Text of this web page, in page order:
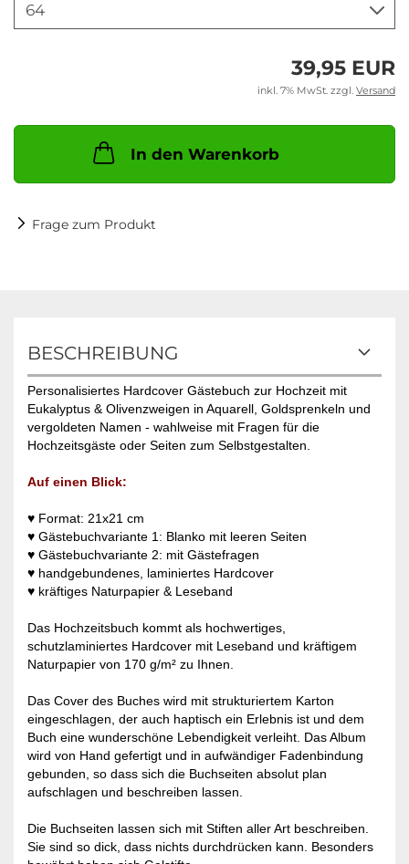
39,95 EUR
inkl. 7% MwSt. zzgl. Versand
In den Warenkorb
Frage zum Produkt
BESCHREIBUNG
Personalisiertes Hardcover Gästebuch zur Hochzeit mit
Eukalyptus & Olivenzweigen in Aquarell, Goldsprenkeln und
vergoldeten Namen - wahlweise mit Fragen für die
Hochzeitsgäste oder Seiten zum Selbstgestalten.
Auf einen Blick:
♥ Format: 21x21 cm
♥ Gästebuchvariante 1: Blanko mit leeren Seiten
♥ Gästebuchvariante 2: mit Gästefragen
♥ handgebundenes, laminiertes Hardcover
♥ kräftiges Naturpapier & Leseband
Das Hochzeitsbuch kommt als hochwertiges,
schutzlaminiertes Hardcover mit Leseband und kräftigem
Naturpapier von 170 g/m² zu Ihnen.
Das Cover des Buches wird mit strukturiertem Karton
eingeschlagen, der auch haptisch ein Erlebnis ist und dem
Buch eine wunderschöne Lebendigkeit verleiht. Das Album
wird von Hand gefertigt und in aufwändiger Fadenbindung
gebunden, so dass sich die Buchseiten absolut plan
aufschlagen und beschreiben lassen.
Die Buchseiten lassen sich mit Stiften aller Art beschreiben.
Sie sind so dick, dass nichts durchdrücken kann. Besonders